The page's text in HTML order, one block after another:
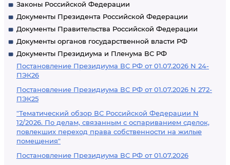
Законы Российской Федерации
Документы Президента Российской Федерации
Документы Правительства Российской Федерации
Документы органов государственной власти РФ
Документы Президиума и Пленума ВС РФ
Постановление Президиума ВС РФ от 01.07.2026 N 24-
ПЭК26
Постановление Президиума ВС РФ от 01.07.2026 N 272-
ПЭК25
"Тематический обзор ВС Российской Федерации N
12/2026. По делам, связанным с оспариванием сделок,
повлекших переход права собственности на жилые
помещения"
Постановление Президиума ВС РФ от 01.07.2026